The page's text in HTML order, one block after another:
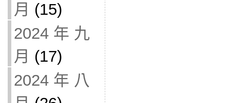
月 (15)
2024 年 九
月 (17)
2024 年 八